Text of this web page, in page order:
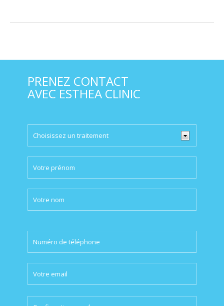
PRENEZ CONTACT
AVEC ESTHEA CLINIC
leave